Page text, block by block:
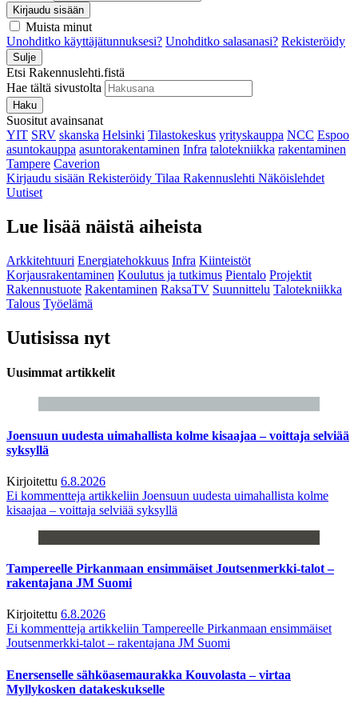
Kirjaudu sisään
Muista minut
Unohditko käyttäjätunnuksesi? Unohditko salasanasi? Rekisteröidy
Sulje
Etsi Rakennuslehti.fistä
Hae tältä sivustolta
Haku
Suositut avainsanat
YIT SRV skanska Helsinki Tilastokeskus yrityskauppa NCC Espoo
asuntokauppa asuntorakentaminen Infra talotekniikka rakentaminen
Tampere Caverion
Kirjaudu sisään Rekisteröidy Tilaa Rakennuslehti Näköislehdet
Uutiset
Lue lisää näistä aiheista
Arkkitehtuuri Energiatehokkuus Infra Kiinteistöt
Korjausrakentaminen Koulutus ja tutkimus Pientalo Projektit
Rakennustuote Rakentaminen RaksaTV Suunnittelu Talotekniikka
Talous Työelämä
Uutisissa nyt
Uusimmat artikkelit
Joensuun uudesta uimahallista kolme kisaajaa – voittaja selviää
syksyllä
Kirjoitettu 6.8.2026
Ei kommentteja artikkeliin Joensuun uudesta uimahallista kolme
kisaajaa – voittaja selviää syksyllä
Tampereelle Pirkanmaan ensimmäiset Joutsenmerkki-talot –
rakentajana JM Suomi
Kirjoitettu 6.8.2026
Ei kommentteja artikkeliin Tampereelle Pirkanmaan ensimmäiset
Joutsenmerkki-talot – rakentajana JM Suomi
Enersenselle sähköasemaurakka Kouvolasta – virtaa
Myllykosken datakeskukselle